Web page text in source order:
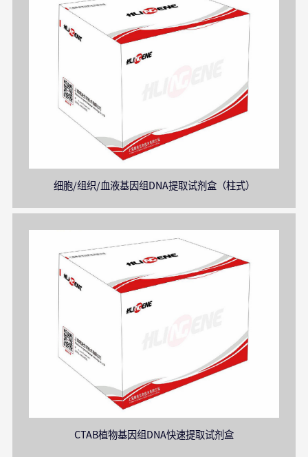
细胞/组织/血液基因组DNA提取试剂盒（柱式）
CTAB植物基因组DNA快速提取试剂盒